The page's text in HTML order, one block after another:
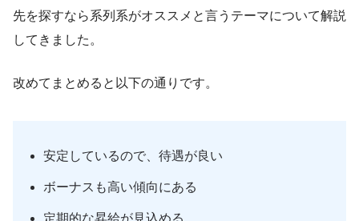
先を探すなら系列系がオススメと言うテーマについて解説
してきました。
改めてまとめると以下の通りです。
安定しているので、待遇が良い
ボーナスも高い傾向にある
定期的な昇給が見込める